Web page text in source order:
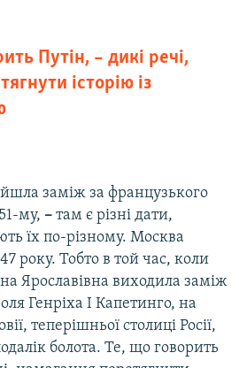
Путін, – дикі речі,
історію із
заміж за французького
му, – там є різні дати,
їх по-різному. Москва
року. Тобто в той час, коли
Ярославівна виходила заміж
Генріха І Капетинго, на
теперішньої столиці Росії,
болота. Те, що говорить